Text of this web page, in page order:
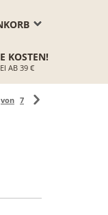
KOSTEN!
AB 39 €
von 7